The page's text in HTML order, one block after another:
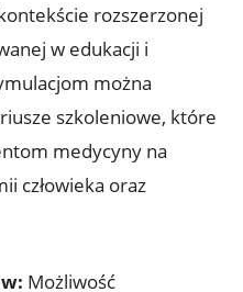
rozszerzonej
w edukacji i
można
szkoleniowe, które
medycyny na
człowieka oraz
Możliwość